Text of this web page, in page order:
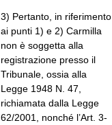
3) Pertanto, in riferimento
ai punti 1) e 2) Carmilla
non è soggetta alla
registrazione presso il
Tribunale, ossia alla
Legge 1948 N. 47,
richiamata dalla Legge
62/2001, nonché l’Art. 3-